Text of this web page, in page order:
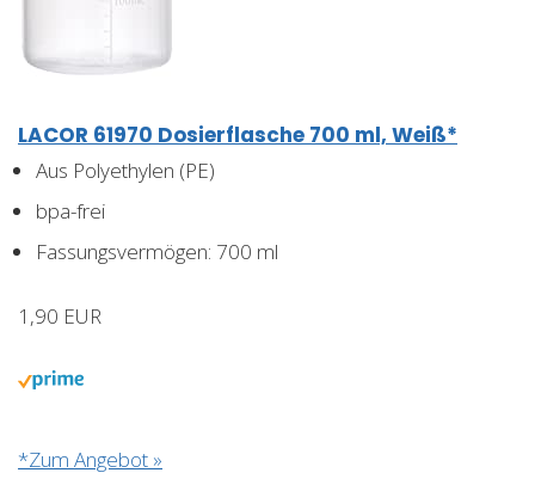
LACOR 61970 Dosierflasche 700 ml, Weiß*
Aus Polyethylen (PE)
bpa-frei
Fassungsvermögen: 700 ml
1,90 EUR
*Zum Angebot »